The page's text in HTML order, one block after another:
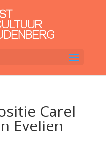
Carel
Evelien